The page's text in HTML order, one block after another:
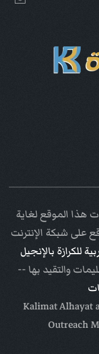
هذا الموقع لغاية
على شبكة الإنترنت
للكرازة بالإنجيل
والتقيد بها --
Outreach